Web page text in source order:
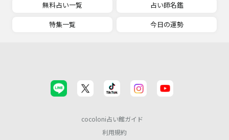
無料占い一覧
占い師名鑑
特集一覧
今日の運勢
cocoloni占い館ガイド
利用規約